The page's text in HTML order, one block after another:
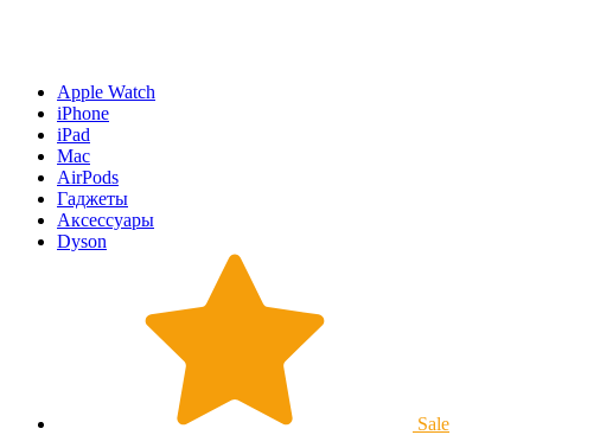
Apple Watch
iPhone
iPad
Mac
AirPods
Гаджеты
Аксессуары
Dyson
Sale